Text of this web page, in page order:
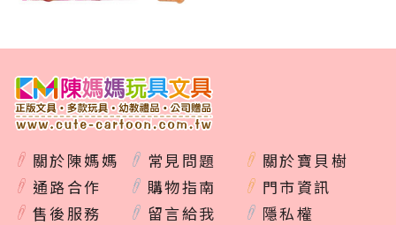
關於陳媽媽 常見問題
關於寶貝樹
通路合作
購物指南
門市資訊
售後服務
留言給我 隱私權